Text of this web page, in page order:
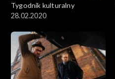
Tygodnik kulturalny
28.02.2020